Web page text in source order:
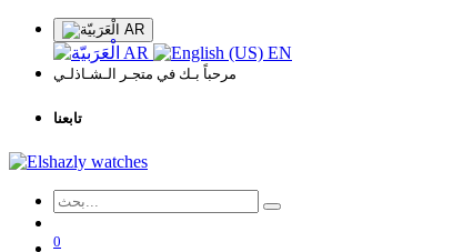
AR
AR EN
مرحباً بـك في متجـر الـشـاذلـي
تابعنا
0